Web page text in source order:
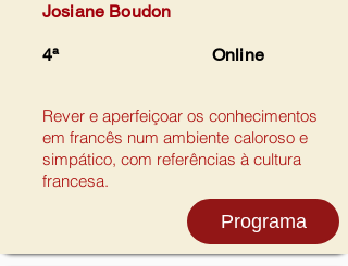
Josiane Boudon
4ª Online
Rever e aperfeiçoar os conhecimentos
em francês num ambiente caloroso e
simpático, com referências à cultura
francesa.
Programa